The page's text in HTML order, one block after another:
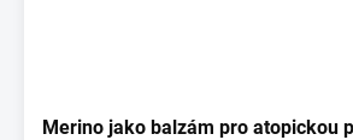
Merino jako balzám pro atopickou